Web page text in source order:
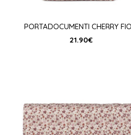
PORTADOCUMENTI CHERRY
21.90€